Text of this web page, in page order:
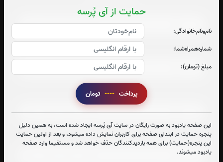
حمایت از آی پُرسه
نام‌و‌نام‌خانوادگی:
شماره‌همراه‌شما:
مبلغ (تومان):
پرداخت ----
این صفحه یادبود به صورت رایگان در سایت آی پُرسه ایجاد شده است، به همین دلیل
پنجره حمایت در ابتدای صفحه برای کاربران نمایش داده میشود، و بعد از اولین حمایت
این پنجره(حمایت) برای همه بازدیدکنندگان حذف خواهد شد و مستقیما وارد صفحه
یادبود میشوند.
صوت جزء شماره 1
صوت جزء شماره 2
صوت جزء شماره 3
صوت جزء شماره 4